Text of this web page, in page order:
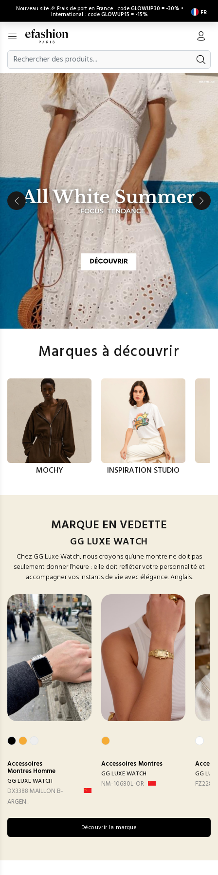
Nouveau site 🎉 Frais de port en France : codeGLOWUP30 = -30% •
International : codeGLOWUP15 = -15% FR
Marques à découvrir
MOCHY INSPIRATION STUDIO
MARQUE EN VEDETTE
GG LUXE WATCH
Chez GG Luxe Watch, nous croyons qu’une montre ne doit pas
seulement donner l’heure : elle doit refléter votre personnalité et
accompagner vos instants de vie avec élégance. Anglais.
Accessoires
Montres Homme
GG LUXE WATCH
DX3388 MAILLON B-
ARGEN...
Accessoires Montres
GG LUXE WATCH
NM-10680L-OR
GG
FZ2282
Découvrir la marque